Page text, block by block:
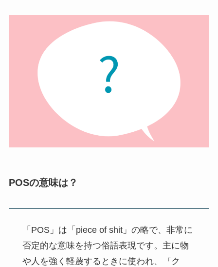
POSの意味は？
「POS」は「piece of shit」の略で、非常に
否定的な意味を持つ俗語表現です。主に物
や人を強く軽蔑するときに使われ、『ク